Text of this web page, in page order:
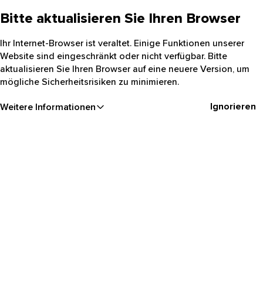
Bitte aktualisieren Sie Ihren Browser
Ihr Internet-Browser ist veraltet. Einige Funktionen unserer
Website sind eingeschränkt oder nicht verfügbar. Bitte
aktualisieren Sie Ihren Browser auf eine neuere Version, um
mögliche Sicherheitsrisiken zu minimieren.
Weitere Informationen Ignorieren